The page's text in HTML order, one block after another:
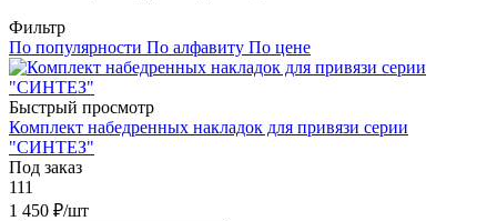
Фильтр
По популярности По алфавиту По цене
Быстрый просмотр
Комплект набедренных накладок для привязи серии
"СИНТЕЗ"
Под заказ
111
1 450 ₽/шт